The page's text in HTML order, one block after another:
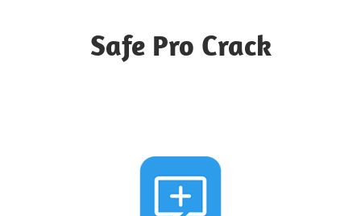
Safe Pro Crack